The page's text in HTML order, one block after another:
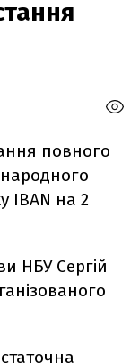
повного
IBAN на 2
НБУ Сергій